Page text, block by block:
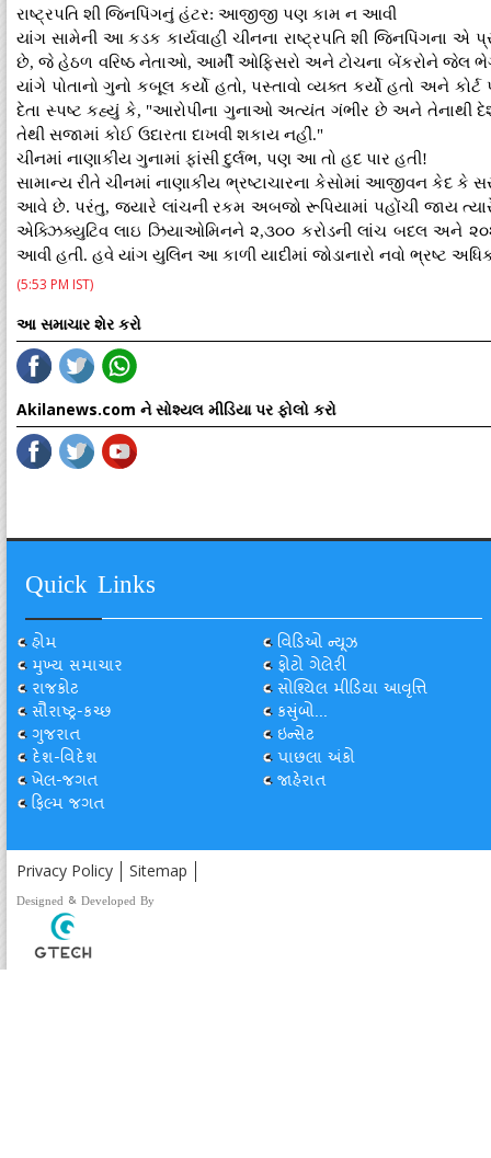
રાષ્ટ્રપતિ શી જિનપિંગનું હંટર: આજીજી પણ કામ ન આવી
યાંગ સામેની આ કડક કાર્યવાહી ચીનના રાષ્ટ્રપતિ શી જિનપિંગના એ
છે, જે હેઠળ વરિષ્ઠ નેતાઓ, આર્મી ઓફિસરો અને ટોચના બેંકરોને જેલ
યાંગે પોતાનો ગુનો કબૂલ કર્યો હતો, પસ્તાવો વ્યક્ત કર્યો હતો અને
દેતા સ્પષ્ટ કહ્યું કે, "આરોપીના ગુનાઓ અત્યંત ગંભીર છે અને તેનાથી
તેથી સજામાં કોઈ ઉદારતા દાખવી શકાય નહીં."
ચીનમાં નાણાકીય ગુનામાં ફાંસી દુર્લભ, પણ આ તો હદ પાર હતી!
સામાન્ય રીતે ચીનમાં નાણાકીય ભ્રષ્ટાચારના કેસોમાં આજીવન કેદ
આવે છે. પરંતુ, જ્યારે લાંચની રકમ અબજો રૂપિયામાં પહોંચી જાય
એક્ઝિક્યુટિવ લાઇ ઝિયાઓમિનને ૨,૩૦૦ કરોડની લાંચ બદલ અને
આવી હતી. હવે યાંગ યુલિન આ કાળી યાદીમાં જોડાનારો નવો ભ્રષ્ટ
(5:53 PM IST)
આ સમાચાર શેર કરો
Akilanews.com ને સોશ્યલ મીડિયા પર ફોલો કરો
Quick Links
હોમ
મુખ્ય સમાચાર
રાજકોટ
સૌરાષ્ટ્ર-કચ્છ
ગુજરાત
દેશ-વિદેશ
ખેલ-જગત
ફિલ્મ જગત
વિડિઓ ન્યૂઝ
ફોટો ગેલેરી
સોશ્યિલ મીડિયા આવૃત્તિ
કસુંબો...
ઇન્સેટ
પાછલા અંકો
જાહેરાત
Privacy Policy Sitemap
Designed & Developed By